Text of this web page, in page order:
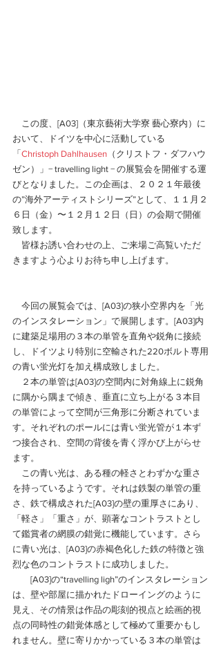
この度、[A03]（東京藝術大学寮 藝心寮内）に
おいて、ドイツを中心に活動している
「 Christoph Dahlhausen （クリストフ・ダフハウ
ゼン）」− travelling light − の展覧会を開催する運
びとなりました。この企画は、２０２１年最後
の”海外アーティストシリーズ”として、１１月２
６日（金）〜１２月１２日（日）の会期で開催
致します。
皆様お誘い合わせの上、ご来場ご高覧いただ
きますよう心よりお待ち申し上げます。
今回の展覧会では、[A03]の狭小空界内を「光
のインスタレーション」で展開します。[A03]内
に建築足場用の３本の単管を直角や鋭角に接続
し、ドイツより特別に空輸された220ボルト専用
の青い蛍光灯を加え構成致しました。
２本の単管は[A03]の空間内に対角線上に鋭角
に隅から隅まで傾き、垂直に立ち上がる３本目
の単管によって空間が三角形に分断されていま
す。それぞれのポールには青い蛍光管が１本ず
つ接合され、空間の背後を青く浮かび上がらせ
ます。
この青い光は、ある種の軽さとわずかな重さ
を持っているようです。それは鉄製の単管の重
さ、鉄で構成された[A03]の壁の重厚さにあり、
「軽さ」「重さ」が、顕著なコントラストとし
て鑑賞者の網膜の錯覚に機能しています。さら
に青い光は、[A03]の赤褐色化した鉄の特徴と強
烈な色のコントラストに成功しました。
[A03]の“travelling ligh”のインスタレーション
は、壁や部屋に描かれたドローイングのように
見え、その情景は作品の彫刻的視点と絵画的視
点の同時性の錯覚体感として極めて重要かもし
れません。壁に寄りかかっている３本の単管は